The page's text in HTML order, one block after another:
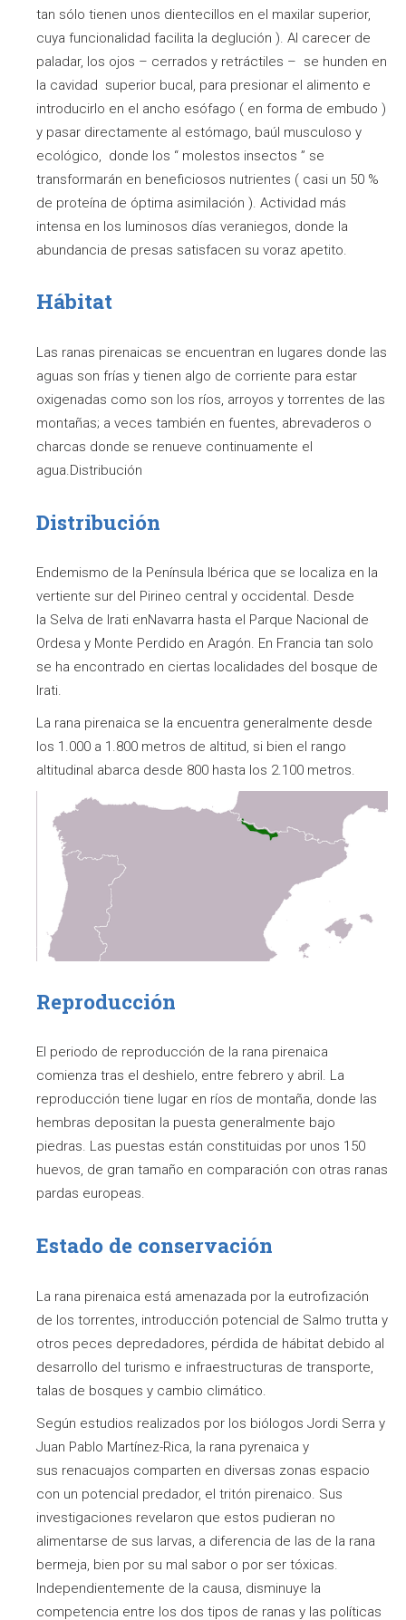
tan sólo tienen unos dientecillos en el maxilar superior,
cuya funcionalidad facilita la deglución ). Al carecer de
paladar, los ojos – cerrados y retráctiles – se hunden en
la cavidad superior bucal, para presionar el alimento e
introducirlo en el ancho esófago ( en forma de embudo )
y pasar directamente al estómago, baúl musculoso y
ecológico, donde los “ molestos insectos ” se
transformarán en beneficiosos nutrientes ( casi un 50 %
de proteína de óptima asimilación ). Actividad más
intensa en los luminosos días veraniegos, donde la
abundancia de presas satisfacen su voraz apetito.
Hábitat
Las ranas pirenaicas se encuentran en lugares donde las
aguas son frías y tienen algo de corriente para estar
oxigenadas como son los ríos, arroyos y torrentes de las
montañas; a veces también en fuentes, abrevaderos o
charcas donde se renueve continuamente el
agua.Distribución
Distribución
Endemismo de la Península Ibérica que se localiza en la
vertiente sur del Pirineo central y occidental. Desde
la Selva de Irati enNavarra hasta el Parque Nacional de
Ordesa y Monte Perdido en Aragón. En Francia tan solo
se ha encontrado en ciertas localidades del bosque de
Irati.
La rana pirenaica se la encuentra generalmente desde
los 1.000 a 1.800 metros de altitud, si bien el rango
altitudinal abarca desde 800 hasta los 2.100 metros.
Reproducción
El periodo de reproducción de la rana pirenaica
comienza tras el deshielo, entre febrero y abril. La
reproducción tiene lugar en ríos de montaña, donde las
hembras depositan la puesta generalmente bajo
piedras. Las puestas están constituidas por unos 150
huevos, de gran tamaño en comparación con otras ranas
pardas europeas.
Estado de conservación
La rana pirenaica está amenazada por la eutrofización
de los torrentes, introducción potencial de Salmo trutta y
otros peces depredadores, pérdida de hábitat debido al
desarrollo del turismo e infraestructuras de transporte,
talas de bosques y cambio climático.
Según estudios realizados por los biólogos Jordi Serra y
Juan Pablo Martínez-Rica, la rana pyrenaica y
sus renacuajos comparten en diversas zonas espacio
con un potencial predador, el tritón pirenaico. Sus
investigaciones revelaron que estos pudieran no
alimentarse de sus larvas, a diferencia de las de la rana
bermeja, bien por su mal sabor o por ser tóxicas.
Independientemente de la causa, disminuye la
competencia entre los dos tipos de ranas y las políticas